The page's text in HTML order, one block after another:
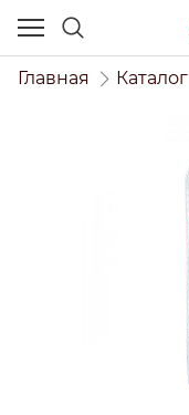
Главная Каталог